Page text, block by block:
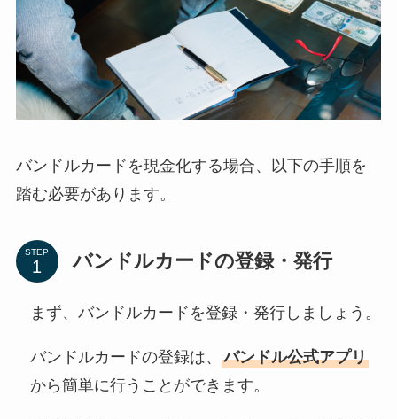
バンドルカードを現金化する場合、以下の手順を
踏む必要があります。
STEP バンドルカードの登録・発行
まず、バンドルカードを登録・発行しましょう。
バンドルカードの登録は、 バンドル公式アプリ
から簡単に行うことができます。